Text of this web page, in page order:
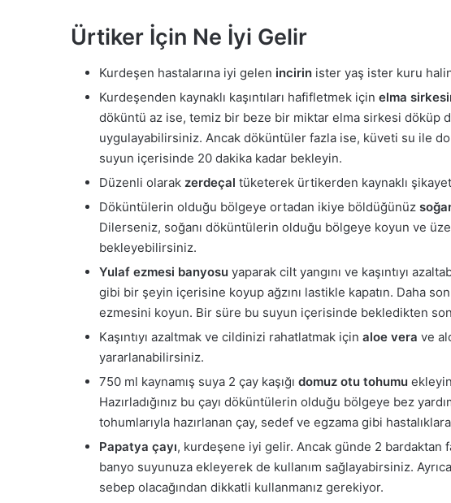
Ürtiker İçin Ne İyi Gelir
Kurdeşen hastalarına iyi gelen incirin ister yaş ister kuru
Kurdeşenden kaynaklı kaşıntıları hafifletmek için elma
döküntü az ise, temiz bir beze bir miktar elma sirkesi döküp
uygulayabilirsiniz. Ancak döküntüler fazla ise, küveti su ile
suyun içerisinde 20 dakika kadar bekleyin.
Düzenli olarak zerdeçal tüketerek ürtikerden kaynaklı
Döküntülerin olduğu bölgeye ortadan ikiye böldüğünüz
Dilerseniz, soğanı döküntülerin olduğu bölgeye koyun ve
bekleyebilirsiniz.
Yulaf ezmesi banyosu yaparak cilt yangını ve kaşıntıyı
gibi bir şeyin içerisine koyup ağzını lastikle kapatın. Daha
ezmesini koyun. Bir süre bu suyun içerisinde bekledikten
Kaşıntıyı azaltmak ve cildinizi rahatlatmak için aloe vera ve
yararlanabilirsiniz.
750 ml kaynamış suya 2 çay kaşığı domuz otu tohumu
Hazırladığınız bu çayı döküntülerin olduğu bölgeye bez
tohumlarıyla hazırlanan çay, sedef ve egzama gibi
Papatya çayı, kurdeşene iyi gelir. Ancak günde 2 bardaktan
banyo suyunuza ekleyerek de kullanım sağlayabirsiniz.
sebep olacağından dikkatli kullanmanız gerekiyor.